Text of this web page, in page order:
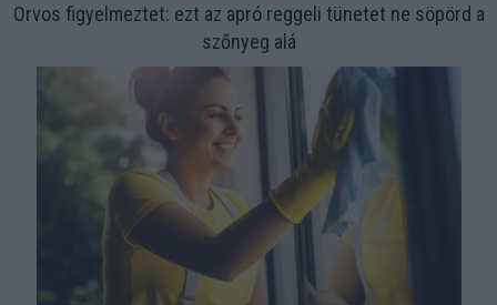
Orvos figyelmeztet: ezt az apró reggeli tünetet ne söpörd a
szőnyeg alá